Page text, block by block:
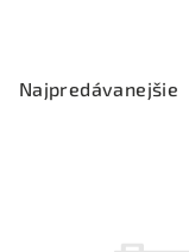
Najpredávanejšie